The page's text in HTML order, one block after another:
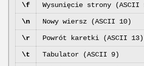
\f Wysunięcie strony (ASCII
\n Nowy wiersz (ASCII 10)
\r Powrót karetki (ASCII 13)
\t Tabulator (ASCII 9)